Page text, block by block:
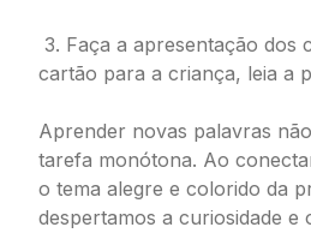
3. Faça a apresentação dos
cartão para a criança, leia a
Aprender novas palavras
tarefa monótona. Ao
o tema alegre e colorido da
despertamos a curiosidade e